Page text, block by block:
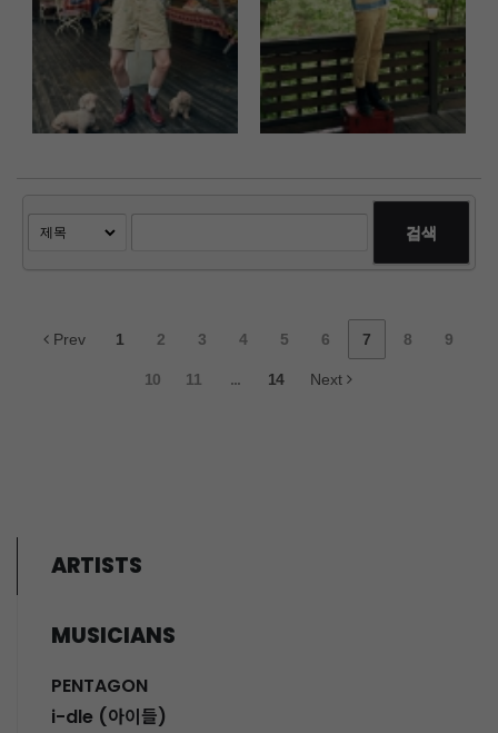
검색
Prev 1 2 3 4 5 6 7 8 9
10 11 ... 14 Next
ARTISTS
MUSICIANS
PENTAGON
i-dle (아이들)